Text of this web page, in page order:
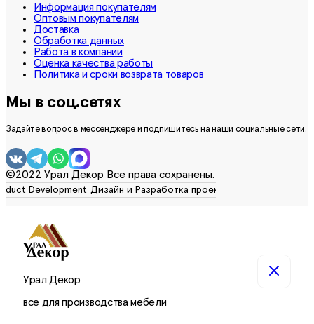
Информация покупателям
Оптовым покупателям
Доставка
Обработка данных
Работа в компании
Оценка качества работы
Политика и сроки возврата товаров
Мы в соц.сетях
Задайте вопрос в мессенджере и подпишитесь на наши социальные сети.
©2022 Урал Декор Все права сохранены.
Урал Декор
все для производства мебели